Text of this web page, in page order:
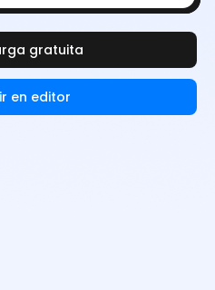
gratuita
en editor